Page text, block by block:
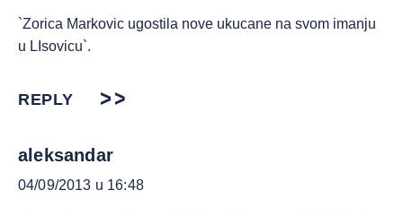
`Zorica Markovic ugostila nove ukucane na svom imanju
u LIsovicu`.
REPLY
aleksandar
04/09/2013 u 16:48